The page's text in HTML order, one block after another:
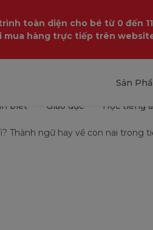
toàn diện cho bé từ 0 đến
mua hàng trực tiếp trên
Sản
biết Giáo dục Học tiếng